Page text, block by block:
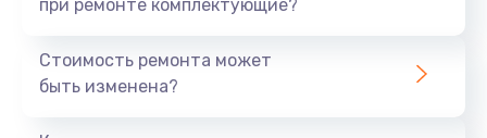
при ремонте комплектующие?
Стоимость ремонта может
быть изменена?